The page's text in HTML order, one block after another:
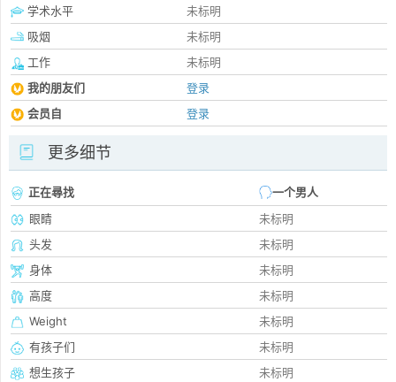
学术水平
未标明
吸烟
未标明
工作
未标明
我的朋友们
登录
会员自
登录
更多细节
正在尋找
一个男人
眼睛
未标明
头发
未标明
身体
未标明
高度
未标明
Weight
未标明
有孩子们
未标明
想生孩子
未标明